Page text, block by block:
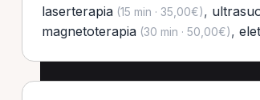
laserterapia(15 min · 35,00€),
magnetoterapia(30 min · 50,00€),